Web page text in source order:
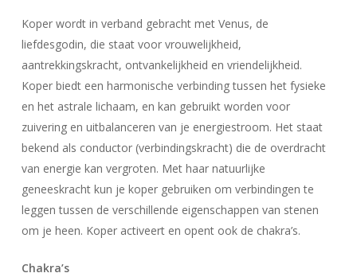
Koper wordt in verband gebracht met Venus, de
liefdesgodin, die staat voor vrouwelijkheid,
aantrekkingskracht, ontvankelijkheid en vriendelijkheid.
Koper biedt een harmonische verbinding tussen het fysieke
en het astrale lichaam, en kan gebruikt worden voor
zuivering en uitbalanceren van je energiestroom. Het staat
bekend als conductor (verbindingskracht) die de overdracht
van energie kan vergroten. Met haar natuurlijke
geneeskracht kun je koper gebruiken om verbindingen te
leggen tussen de verschillende eigenschappen van stenen
om je heen. Koper activeert en opent ook de chakra’s.
Chakra’s